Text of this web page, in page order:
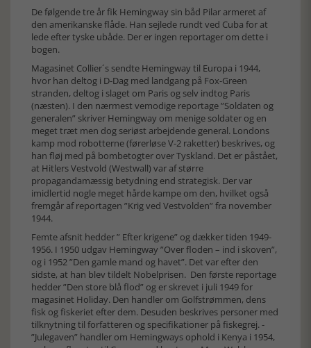
De følgende tre år fik Hemingway sin båd Pilar armeret af
den amerikanske flåde. Han sejlede rundt ved Cuba for at
lede efter tyske ubåde. Der er ingen reportager om dette i
bogen.
Magasinet Collier´s sendte Hemingway til Europa i 1944,
hvor han deltog i D-Dag med landgang på Fox-Green
stranden, deltog i slaget om Paris og selv indtog Paris
(næsten). I den nærmest vemodige reportage ”Soldaten og
generalen” skriver Hemingway om menige soldater og en
meget træt men dog seriøst arbejdende general. Londons
kamp mod robotterne (førerløse V-2 raketter) beskrives, og
han fløj med på bombetogter over Tyskland. Det er påstået,
at Hitlers Vestvold (Westwall) var af større
propagandamæssig betydning end strategisk. Der var
imidlertid nogle meget hårde kampe om den, hvilket også
fremgår af reportagen ”Krig ved Vestvolden” fra november
1944.
Femte afsnit hedder ” Efter krigene” og dækker tiden 1949-
1956. I 1950 udgav Hemingway ”Over floden – ind i skoven”,
og i 1952 ”Den gamle mand og havet”. Det var efter den
sidste, at han blev tildelt Nobelprisen. Den første reportage
hedder ”Den store blå flod” og er skrevet i juli 1949 for
magasinet Holiday. Den handler om Golfstrømmen, dens
fisk og fiskeriet efter dem. Desuden beskrives personer med
tilknytning til forfatteren og specifikationer på fiskegrej. -
”Julegaven” handler om Hemingways ophold i Kenya i 1954,